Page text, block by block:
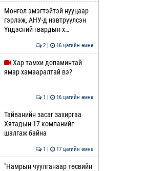
Монгол эмэгтэйтэй нууцаар
гэрлэж, АНУ-д нэвтрүүлсэн
Үндэсний гвардын х…
2 | 16 цагийн өмнө
Хар тамхи допаминтай
ямар хамааралтай вэ?
1 | 16 цагийн өмнө
Тайванийн засаг захиргаа
Хятадын 17 компанийг
шалгаж байна
1 | 17 цагийн өмнө
"Намрын чуулганаар төсвийн